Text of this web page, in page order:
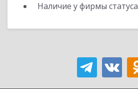
Наличие у фирмы статуса